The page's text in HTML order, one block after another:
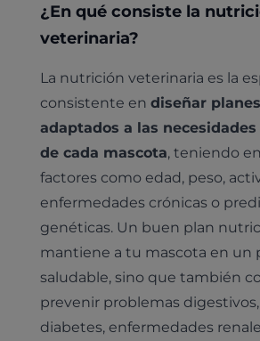
¿En qué consiste la
veterinaria?
La nutrición veterinaria es la
consistente en diseñar
adaptados a las
de cada mascota, teniendo
factores como edad, peso,
enfermedades crónicas o
genéticas. Un buen plan
mantiene a tu mascota en un
saludable, sino que también
prevenir problemas
diabetes, enfermedades